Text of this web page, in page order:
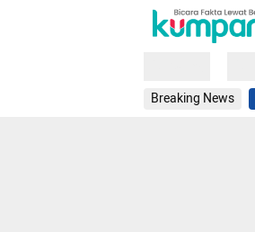
Breaking News